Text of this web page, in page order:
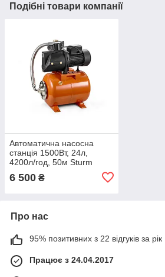
Подібні товари компанії
Автоматична насосна
станція 1500Вт, 24л,
4200л/год, 50м Sturm
6 500 ₴
Про нас
95% позитивних з 22 відгуків за рік
Працює з 24.04.2017